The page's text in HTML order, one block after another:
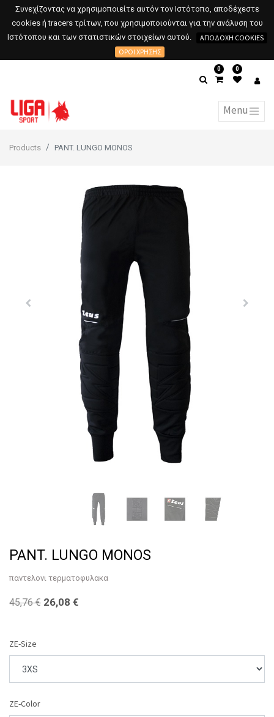
Συνεχίζοντας να χρησιμοποιείτε αυτόν τον Ιστότοπο, αποδέχεστε
cookies ή tracers τρίτων, που χρησιμοποιούνται για την ανάλυση του
Ιστότοπου και των στατιστικών στοιχείων αυτού.
ΑΠΟΔΟΧΉ COOKIES
ΌΡΟΙ ΧΡΉΣΗΣ
0 0
Products PANT. LUNGO MONOS
PANT. LUNGO MONOS
παντελονι τερματοφυλακα
45,76€ 26,08 €
ZE-Size
ZE-Color